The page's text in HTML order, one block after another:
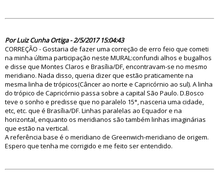
Por Luiz Cunha Ortiga - 2/5/2017 15:04:43
CORREÇÃO - Gostaria de fazer uma correção de erro feio que cometi
na minha última participação neste MURAL:confundi alhos e bugalhos
e disse que Montes Claros e Brasília/DF, encontravam-se no mesmo
meridiano. Nada disso, queria dizer que estão praticamente na
mesma linha de trópicos(Câncer ao norte e Capricórnio ao sul). A linha
do trópico de Capricórnio passa sobre a capital São Paulo. D.Bosco
teve o sonho e predisse que no paralelo 15°, nasceria uma cidade,
etc, etc. que é Brasília/DF. Linhas paralelas ao Equador e na
horizontal, enquanto os meridianos são também linhas imaginárias
que estão na vertical.
A referência base é o meridiano de Greenwich-meridiano de origem.
Espero que tenha me corrigido e me feito ser entendido.